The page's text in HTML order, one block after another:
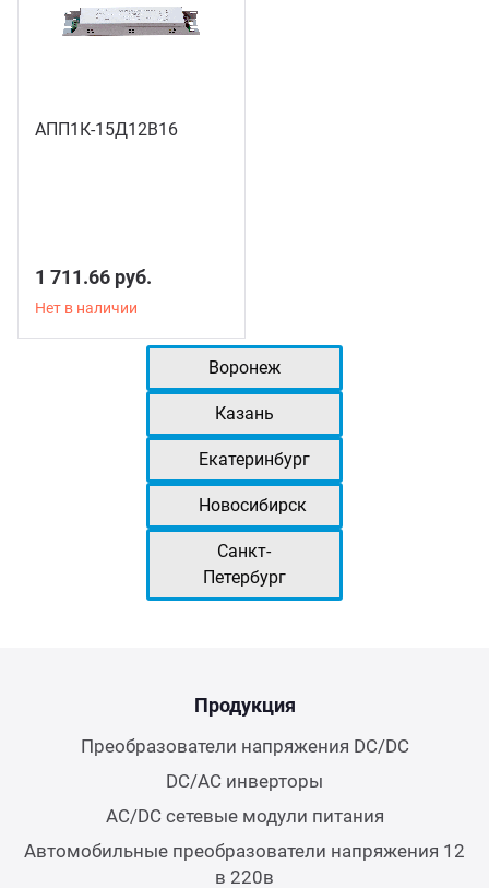
АПП1К-15Д12В16
1 711.66 руб.
Нет в наличии
Воронеж
Казань
Екатеринбург
Новосибирск
Санкт-
Петербург
Продукция
Преобразователи напряжения DC/DC
DC/AC инверторы
AC/DC сетевые модули питания
Автомобильные преобразователи напряжения 12
в 220в